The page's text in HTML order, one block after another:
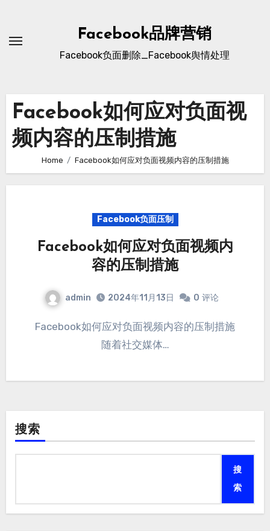
content
Facebook品牌营销
Facebook负面删除_Facebook舆情处理
Facebook如何应对负面视
频内容的压制措施
Home Facebook如何应对负面视频内容的压制措施
Facebook负面压制
Facebook如何应对负面视频内
容的压制措施
admin 2024年11月13日 0 评论
Facebook如何应对负面视频内容的压制措施
随着社交媒体…
搜索
搜
索